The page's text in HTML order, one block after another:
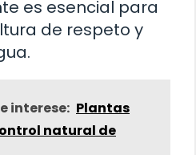
es esencial para
de respeto y
interese: Plantas
natural de